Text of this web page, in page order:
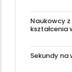
Naukowcy
Sekundy na